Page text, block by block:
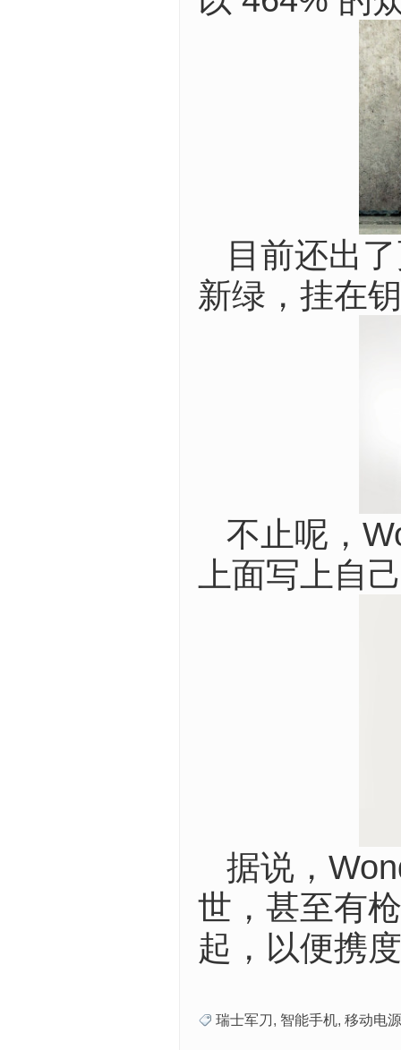
目前还出
新绿，挂在
不止呢，
上面写上自
据说，
世，甚至有
起，以便携
瑞士军刀, 智能手机, 移动电源